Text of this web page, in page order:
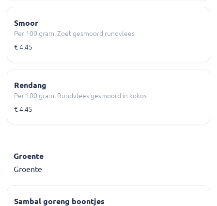
Smoor
Per 100 gram. Zoet gesmoord rundvlees
€ 4,45
Rendang
Per 100 gram. Rundvlees gesmoord in kokos
€ 4,45
Groente
Groente
Sambal goreng boontjes